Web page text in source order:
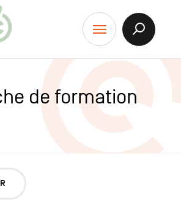
Menu
Afficher
de formation